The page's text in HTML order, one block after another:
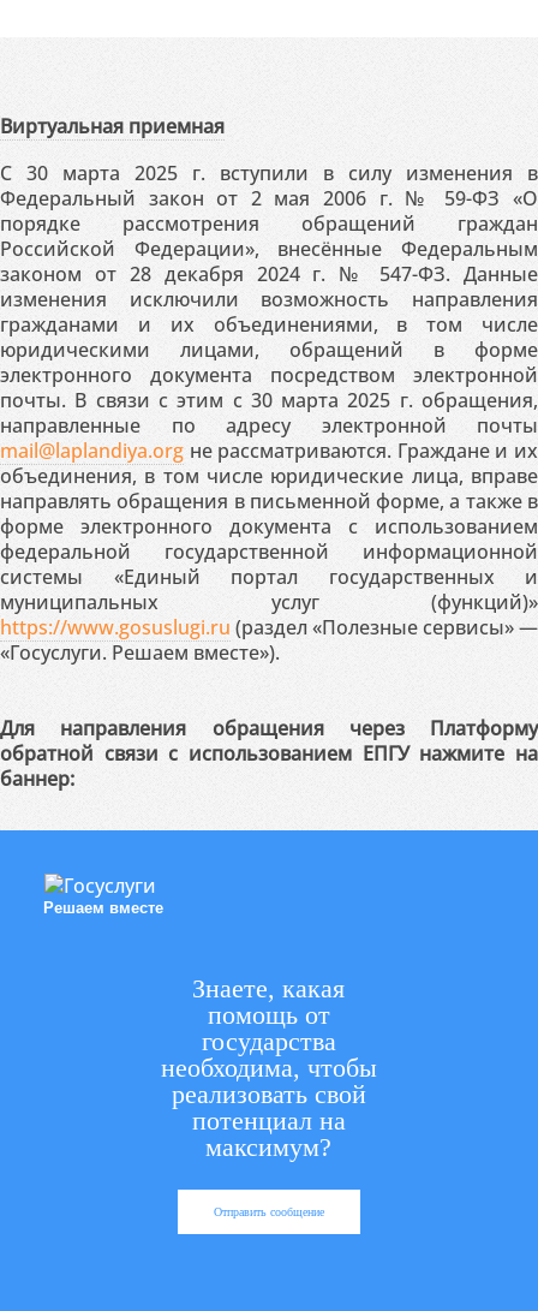
Виртуальная приемная
С 30 марта 2025 г. вступили в силу изменения в
Федеральный закон от 2 мая 2006 г. № 59-ФЗ «О
порядке рассмотрения обращений граждан
Российской Федерации», внесённые Федеральным
законом от 28 декабря 2024 г. № 547-ФЗ. Данные
изменения исключили возможность направления
гражданами и их объединениями, в том числе
юридическими лицами, обращений в форме
электронного документа посредством электронной
почты. В связи с этим с 30 марта 2025 г. обращения,
направленные по адресу электронной почты
mail@laplandiya.org не рассматриваются. Граждане и их
объединения, в том числе юридические лица, вправе
направлять обращения в письменной форме, а также в
форме электронного документа с использованием
федеральной государственной информационной
системы «Единый портал государственных и
муниципальных услуг (функций)»
https://www.gosuslugi.ru (раздел «Полезные сервисы» —
«Госуслуги. Решаем вместе»).
Для направления обращения через Платформу
обратной связи с использованием ЕПГУ нажмите на
баннер:
Решаем вместе
Знаете, какая
помощь от
государства
необходима, чтобы
реализовать свой
потенциал на
максимум?
Отправить сообщение